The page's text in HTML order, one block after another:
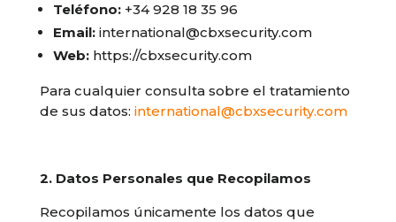
Teléfono:+34 928 18 35 96
Email:international@cbxsecurity.com
Web:https://cbxsecurity.com
Para cualquier consulta sobre el tratamiento
de sus datos: international@cbxsecurity.com
2. Datos Personales que Recopilamos
Recopilamos únicamente los datos que